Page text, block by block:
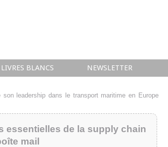
LIVRES BLANCS NEWSLETTER
son leadership dans le transport maritime en Europe
essentielles de la supply chain
mail